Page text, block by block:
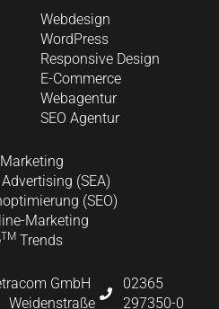
Webdesign
WordPress
Responsive Design
E-Commerce
Webagentur
SEO Agentur
(SEA)
(SEO)
Marketing
TMTrends
GmbH
Weidenstraße
02365
297350-0